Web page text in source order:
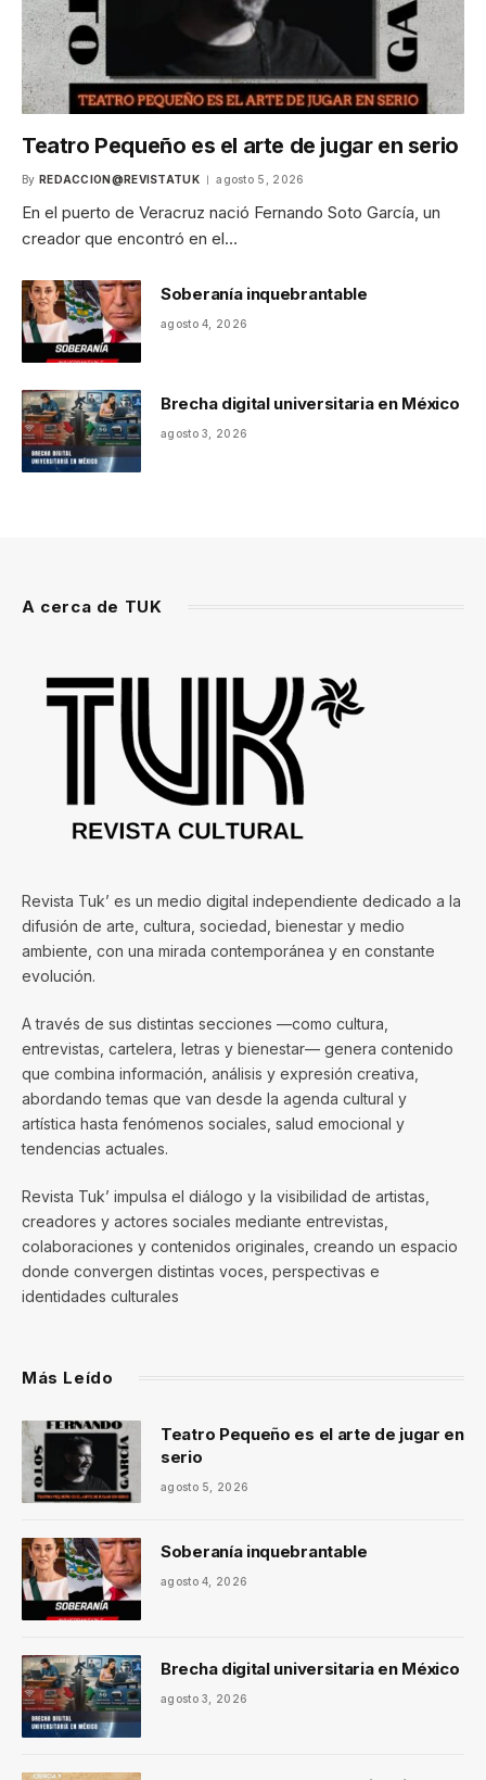
Teatro Pequeño es el arte de jugar en serio
By REDACCION@REVISTATUK agosto 5, 2026
En el puerto de Veracruz nació Fernando Soto García, un
creador que encontró en el…
Soberanía inquebrantable
agosto 4, 2026
Brecha digital universitaria en México
agosto 3, 2026
A cerca de TUK
Revista Tuk’ es un medio digital independiente dedicado a la
difusión de arte, cultura, sociedad, bienestar y medio
ambiente, con una mirada contemporánea y en constante
evolución.
A través de sus distintas secciones —como cultura,
entrevistas, cartelera, letras y bienestar— genera contenido
que combina información, análisis y expresión creativa,
abordando temas que van desde la agenda cultural y
artística hasta fenómenos sociales, salud emocional y
tendencias actuales.
Revista Tuk’ impulsa el diálogo y la visibilidad de artistas,
creadores y actores sociales mediante entrevistas,
colaboraciones y contenidos originales, creando un espacio
donde convergen distintas voces, perspectivas e
identidades culturales
Más Leído
Teatro Pequeño es el arte de jugar en
serio
agosto 5, 2026
Soberanía inquebrantable
agosto 4, 2026
Brecha digital universitaria en México
agosto 3, 2026